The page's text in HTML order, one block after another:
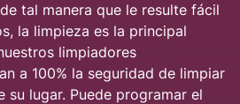
tal manera que le resulte fácil
la limpieza es la principal
limpiadores
a 100% la seguridad de limpiar
lugar. Puede programar el